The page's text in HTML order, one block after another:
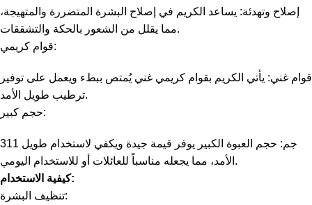
إصلاح وتهدئة: يساعد الكريم في إصلاح البشرة المتضررة والمتهيجة،
مما يقلل من الشعور بالحكة والتشققات.
قوام كريمي:
قوام غني: يأتي الكريم بقوام كريمي غني يُمتص ببطء ويعمل على توفير
ترطيب طويل الأمد.
حجم كبير:
311 جم: حجم العبوة الكبير يوفر قيمة جيدة ويكفي لاستخدام طويل
الأمد، مما يجعله مناسباً للعائلات أو للاستخدام اليومي.
كيفية الاستخدام:
تنظيف البشرة: